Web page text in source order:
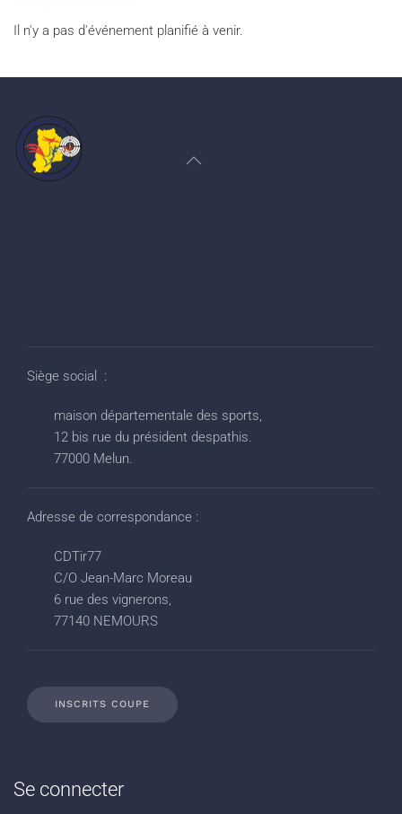
Il n'y a pas d'événement planifié à venir.
Siège social :
maison départementale des sports,
12 bis rue du président despathis.
77000 Melun.
Adresse de correspondance :
CDTir77
C/O Jean-Marc Moreau
6 rue des vignerons,
77140 NEMOURS
INSCRITS COUPE
Se connecter